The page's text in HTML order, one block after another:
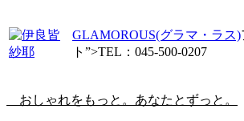
GLAMOROUS(グラマ・ラス)
ト”>TEL：045-500-0207
おしゃれをもっと。あなたとずっと。